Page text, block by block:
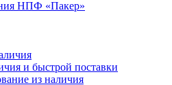
и быстрой поставки